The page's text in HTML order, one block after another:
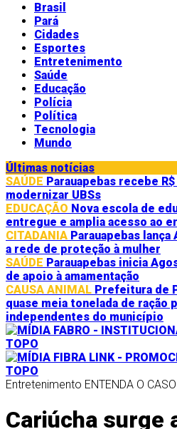
Brasil
Pará
Cidades
Esportes
Entretenimento
Saúde
Educação
Polícia
Política
Tecnologia
Mundo
Últimas notícias
SAÚDE Parauapebas recebe
modernizar UBSs
EDUCAÇÃO Nova escola de
entregue e amplia acesso ao
CITADANIA Parauapebas
a rede de proteção à mulher
SAÚDE Parauapebas inicia
de apoio à amamentação
CAUSA ANIMAL Prefeitura de
quase meia tonelada de ração
independentes do município
Entretenimento ENTENDA O CASO
Cariúcha surge